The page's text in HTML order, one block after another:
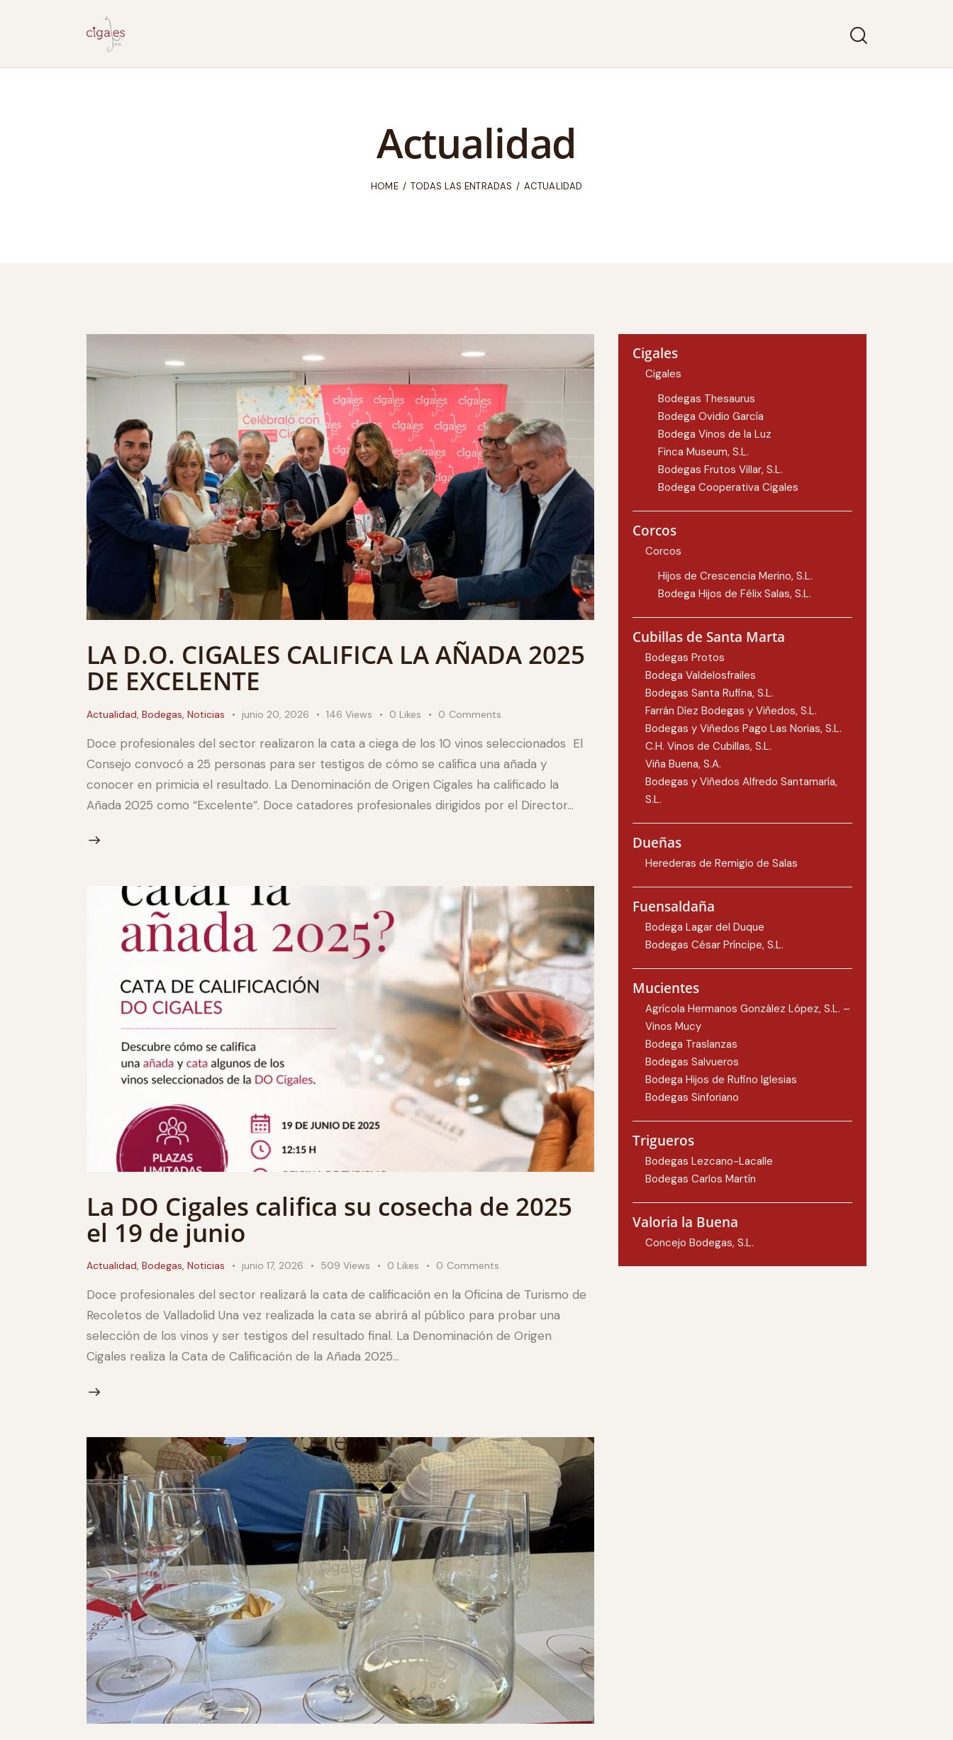
Actualidad
HOME TODAS LAS ENTRADAS ACTUALIDAD
LA D.O. CIGALES CALIFICA LA AÑADA 2025
DE EXCELENTE
Actualidad Bodegas Noticias junio 20, 2026 146 Views 0 Likes 0 Comments
Doce profesionales del sector realizaron la cata a ciega de los 10 vinos seleccionados El
Consejo convocó a 25 personas para ser testigos de cómo se califica una añada y
conocer en primicia el resultado. La Denominación de Origen Cigales ha calificado la
Añada 2025 como “Excelente”. Doce catadores profesionales dirigidos por el Director…
La DO Cigales califica su cosecha de 2025
el 19 de junio
Actualidad, Bodegas, Noticias junio 17, 2026 509 Views 0 Likes 0 Comments
Doce profesionales del sector realizará la cata de calificación en la Oficina de Turismo de
Recoletos de Valladolid Una vez realizada la cata se abrirá al público para probar una
selección de los vinos y ser testigos del resultado final. La Denominación de Origen
Cigales realiza la Cata de Calificación de la Añada 2025…
Cigales
Cigales
Bodegas Thesaurus
Bodega Ovidio García
Bodega Vinos de la Luz
Finca Museum, S.L.
Bodegas Frutos Villar, S.L.
Bodega Cooperativa Cigales
Corcos
Corcos
Hijos de Crescencia Merino, S.L.
Bodega Hijos de Félix Salas, S.L.
Cubillas de Santa Marta
Bodegas Protos
Bodega Valdelosfrailes
Bodegas Santa Rufina, S.L.
Farrán Díez Bodegas y Viñedos, S.L.
Bodegas y Viñedos Pago Las Norias, S.L.
C.H. Vinos de Cubillas, S.L.
Viña Buena, S.A.
Bodegas y Viñedos Alfredo Santamaría,
S.L.
Dueñas
Herederas de Remigio de Salas
Fuensaldaña
Bodega Lagar del Duque
Bodegas César Príncipe, S.L.
Mucientes
Agrícola Hermanos González López, S.L. –
Vinos Mucy
Bodega Traslanzas
Bodegas Salvueros
Bodega Hijos de Rufino Iglesias
Bodegas Sinforiano
Trigueros
Bodegas Lezcano-Lacalle
Bodegas Carlos Martín
Valoria la Buena
Concejo Bodegas, S.L.